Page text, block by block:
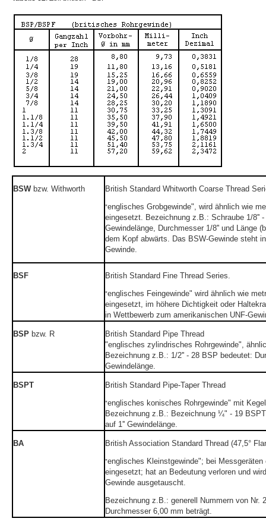
BSWbzw. Withworth British Standard Whitworth Coarse Thread
"englisches Grobgewinde", wird ähnlich wie
eingesetzt. Bezeichnung z.B.: Schraube 1/8''
Gewindelänge, Durchmesser 1/8'' und Länge
dem Kopf abwärts. Das BSW-Gewinde steht
Gewinde.
BSF British Standard Fine Thread Series.
"englisches Feingewinde" wird ähnlich wie
eingesetzt, im höhere Dichtigkeit oder
in Wettbewerb zum amerikanischen UNF-
BSP bzw. R
British Standard Pipe Thread
"englisches zylindrisches Rohrgewinde",
Bezeichnung z.B.: 1/2'' - 28 BSP bedeutet:
Gewindelänge.
BSPT British Standard Pipe-Taper Thread
"englisches konisches Rohrgewinde" mit
Bezeichnung z.B.: Bezeichnung ¼" - 19
auf 1'' Gewindelänge.
BA British Association Standard Thread (47,5°
"englisches Kleinstgewinde"; bei
eingesetzt; hat an Bedeutung verloren und
Gewinde ausgetauscht.
Bezeichnung z.B.: generell Nummern von Nr.
Durchmesser 6,00 mm beträgt.